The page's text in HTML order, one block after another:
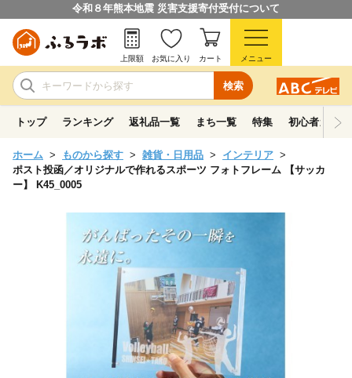
令和８年熊本地震 災害支援寄付受付について
検索
上限額 お気に入り カート メニュー
トップ ランキング 返礼品一覧 まち一覧 特集 初心者ガイド
ホーム ものから探す 雑貨・日用品
インテリア
ポスト投函／オリジナルで作れるスポーツ フォトフレーム 【サッカ
ー】 K45_0005